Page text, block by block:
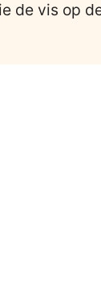
de vis op